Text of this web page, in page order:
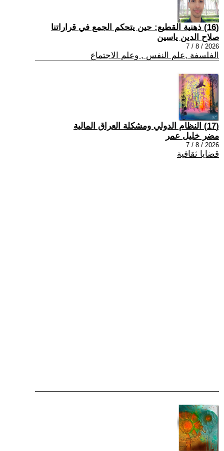
(16) ذهنية القطيع: حين يتحكم الجمع في قراراتنا
صلاح الدين ياسين
2026 / 8 / 7
الفلسفة ,علم النفس , وعلم الاجتماع
(17) النظام الدولي ومشكلة العراق المالية
مضر خليل عمر
2026 / 8 / 7
قضايا ثقافية